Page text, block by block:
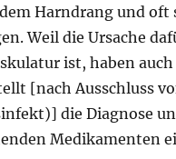
Harndrang und
Weil die Ursache
ist, haben
[nach Ausschluss
die Diagnose
Medikamenten